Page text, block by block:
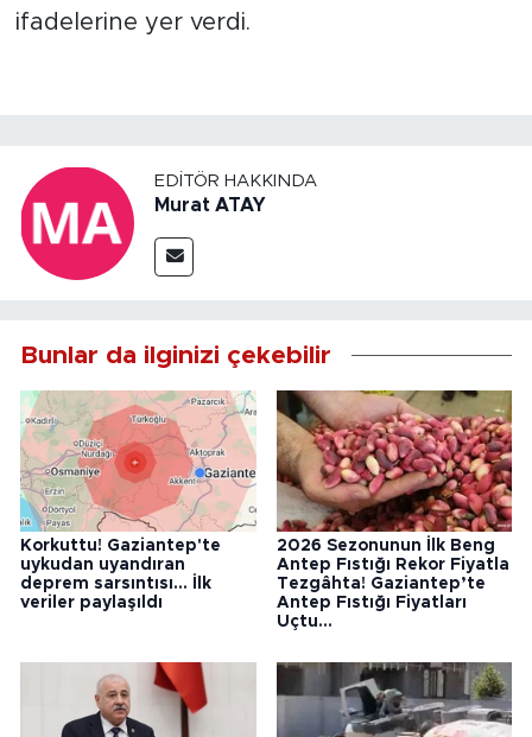
ifadelerine yer verdi.
EDITÖR HAKKINDA
Murat ATAY
Bunlar da ilginizi çekebilir
Korkuttu! Gaziantep'te
uykudan uyandıran
deprem sarsıntısı... İlk
veriler paylaşıldı
2026 Sezonunun İlk Beng
Antep Fıstığı Rekor Fiyatla
Tezgâhta! Gaziantep’te
Antep Fıstığı Fiyatları
Uçtu...